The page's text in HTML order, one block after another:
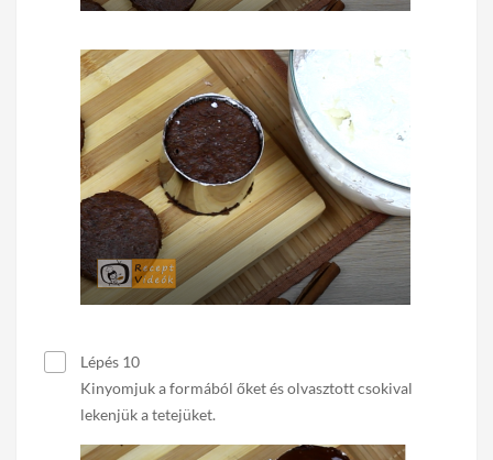
Lépés 10
Kinyomjuk a formából őket és olvasztott csokival
lekenjük a tetejüket.